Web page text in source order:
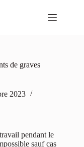
de graves
2023
pendant le
sauf cas